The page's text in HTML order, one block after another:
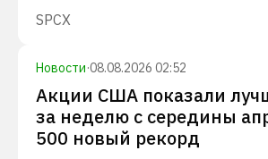
SPCX
Новости·08.08.2026 02:52
Акции США показали
за неделю с середины
500 новый рекорд